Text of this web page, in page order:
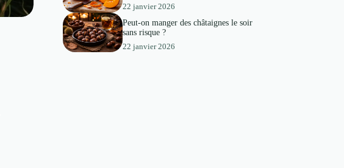
22 janvier 2026
Peut-on manger des châtaignes le soir
sans risque ?
22 janvier 2026